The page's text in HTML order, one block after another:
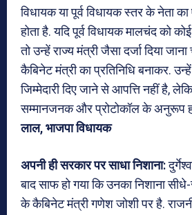
विधायक या पूर्व विधायक स्तर के नेता
होता है. यदि पूर्व विधायक मालचंद को कोई
तो उन्हें राज्य मंत्री जैसा दर्जा दिया
कैबिनेट मंत्री का प्रतिनिधि बनाकर.
जिम्मेदारी दिए जाने से आपत्ति नहीं है,
सम्मानजनक और प्रोटोकॉल के अनुरूप
लाल, भाजपा विधायक
अपनी ही सरकार पर साधा निशाना:
बाद साफ हो गया कि उनका निशाना
के कैबिनेट मंत्री गणेश जोशी पर है.